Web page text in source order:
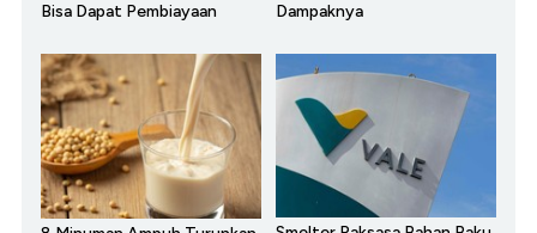
Bisa Dapat Pembiayaan
Dampaknya